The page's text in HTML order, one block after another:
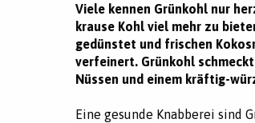
Viele kennen Grünkohl nur
krause Kohl viel mehr zu
gedünstet und frischen
verfeinert. Grünkohl
Nüssen und einem kräftig-
Eine gesunde Knabberei sind